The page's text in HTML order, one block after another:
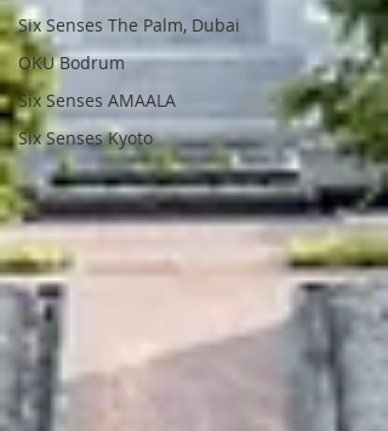
Six Senses The Palm, Dubai
OKU Bodrum
Six Senses AMAALA
Six Senses Kyoto